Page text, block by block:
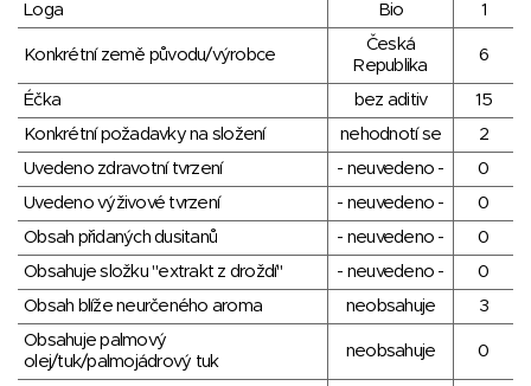
Loga
Bio 1
Konkrétní země původu/výrobce
Česká
Republika
6
Éčka bez aditiv
15
Konkrétní požadavky na složení
nehodnotí se
2
Uvedeno zdravotní tvrzení
- neuvedeno -
0
Uvedeno výživové tvrzení
- neuvedeno -
0
Obsah přidaných dusitanů
- neuvedeno -
0
Obsahuje složku "extrakt z droždí"
- neuvedeno -
0
Obsah blíže neurčeného aroma
neobsahuje
3
Obsahuje palmový
olej/tuk/palmojádrový tuk
neobsahuje 0